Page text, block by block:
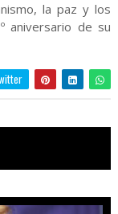
la paz y los
aniversario de su